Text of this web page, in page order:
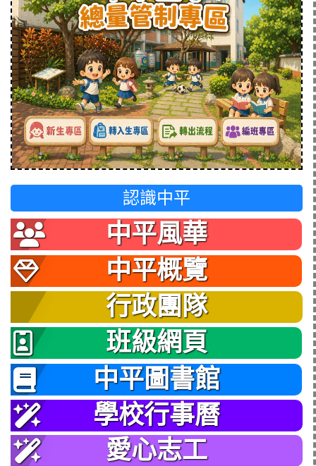
認識中平
中平風華
中平概覽
行政團隊
班級網頁
中平圖書館
學校行事曆
愛心志工